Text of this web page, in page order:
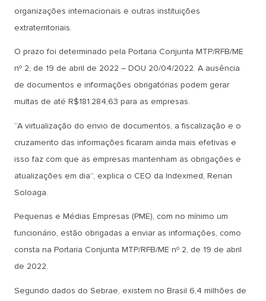
organizações internacionais e outras instituições
extraterritoriais.
O prazo foi determinado pela Portaria Conjunta MTP/RFB/ME
nº 2, de 19 de abril de 2022 – DOU 20/04/2022. A ausência
de documentos e informações obrigatórias podem gerar
multas de até R$181.284,63 para as empresas.
“A virtualização do envio de documentos, a fiscalização e o
cruzamento das informações ficaram ainda mais efetivas e
isso faz com que as empresas mantenham as obrigações e
atualizações em dia”, explica o CEO da Indexmed, Renan
Soloaga.
Pequenas e Médias Empresas (PME), com no mínimo um
funcionário, estão obrigadas a enviar as informações, como
consta na Portaria Conjunta MTP/RFB/ME nº 2, de 19 de abril
de 2022.
Segundo dados do Sebrae, existem no Brasil 6,4 milhões de